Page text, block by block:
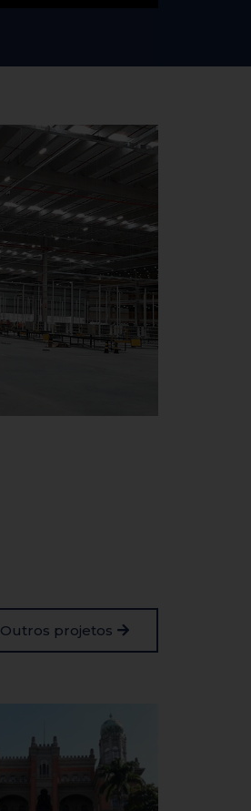
Outros projetos